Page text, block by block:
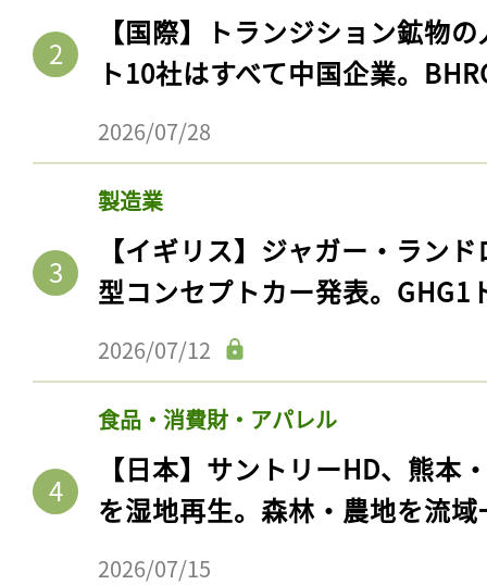
【国際】トランジション鉱物
ト10社はすべて中国企業。
2026/07/28
製造業
【イギリス】ジャガー・ラン
型コンセプトカー発表。GHG1
2026/07/12
食品・消費財・アパレル
【日本】サントリーHD、熊本
を湿地再生。森林・農地を流
2026/07/15